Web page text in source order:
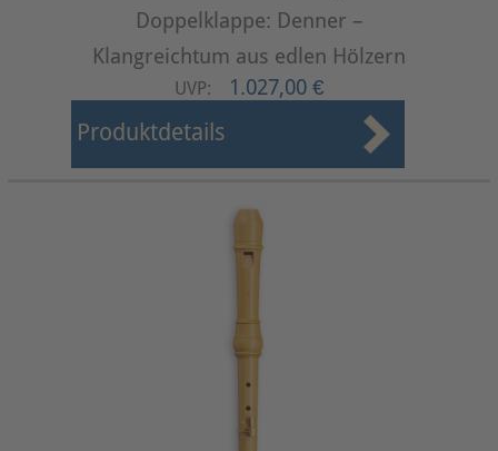
Doppelklappe: Denner –
Klangreichtum aus edlen Hölzern
UVP: 1.027,00 €
Produktdetails